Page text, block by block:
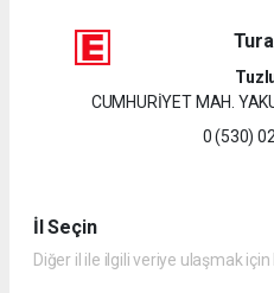
CUMHURİYET MAH.
0 (530)
İl Seçin
Diğer il ile ilgili veriye ulaşmak